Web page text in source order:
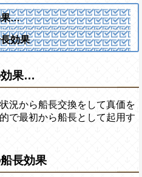
果…
効果
効果…
況から船長交換をして真価を
で最初から船長として起用す
長効果